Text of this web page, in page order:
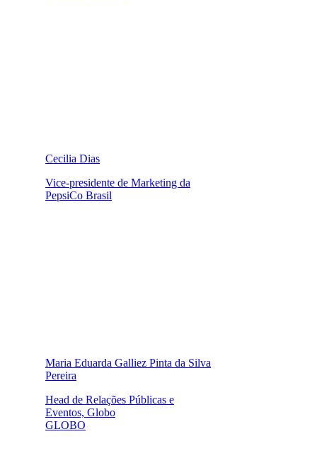
Cecilia Dias
Vice-presidente de Marketing da
PepsiCo Brasil
Maria Eduarda Galliez Pinta da Silva
Pereira
Head de Relações Públicas e
Eventos, Globo
GLOBO